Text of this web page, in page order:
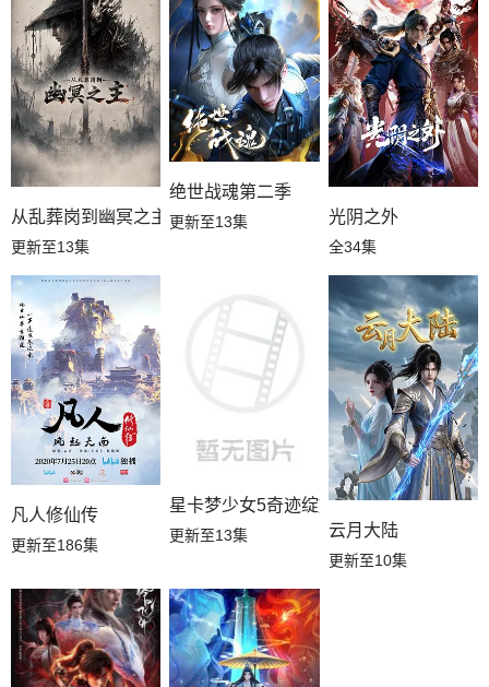
从乱葬岗到幽冥之主
更新至13集
绝世战魂第二季
更新至13集 光阴之外
全34集
凡人修仙传
更新至186集
星卡梦少女5奇迹绽放
更新至13集 云月大陆
更新至10集